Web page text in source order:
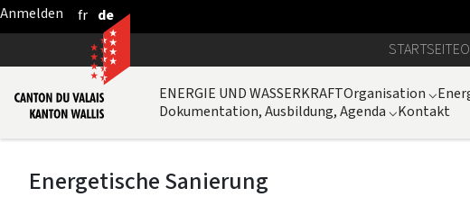
Zum Hauptinhalt springen
fr de
STARTSEITE
ENERGIE UND WASSERKRAFTOrganisation ⌵
Dokumentation, Ausbildung, Agenda ⌵Kontakt
Energetische Sanierung